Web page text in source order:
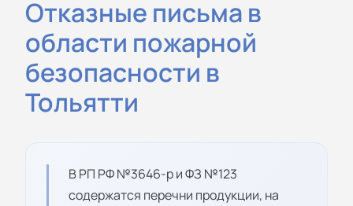
Отказные письма в
области пожарной
безопасности в
Тольятти
В РП РФ №3646-р и ФЗ №123
содержатся перечни продукции, на